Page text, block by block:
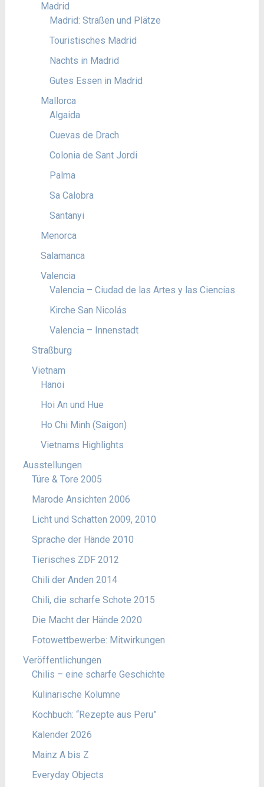
Madrid
Madrid: Straßen und Plätze
Touristisches Madrid
Nachts in Madrid
Gutes Essen in Madrid
Mallorca
Algaida
Cuevas de Drach
Colonia de Sant Jordi
Palma
Sa Calobra
Santanyi
Menorca
Salamanca
Valencia
Valencia – Ciudad de las Artes y las Ciencias
Kirche San Nicolás
Valencia – Innenstadt
Straßburg
Vietnam
Hanoi
Hoi An und Hue
Ho Chi Minh (Saigon)
Vietnams Highlights
Ausstellungen
Türe & Tore 2005
Marode Ansichten 2006
Licht und Schatten 2009, 2010
Sprache der Hände 2010
Tierisches ZDF 2012
Chili der Anden 2014
Chili, die scharfe Schote 2015
Die Macht der Hände 2020
Fotowettbewerbe: Mitwirkungen
Veröffentlichungen
Chilis – eine scharfe Geschichte
Kulinarische Kolumne
Kochbuch: “Rezepte aus Peru”
Kalender 2026
Mainz A bis Z
Everyday Objects